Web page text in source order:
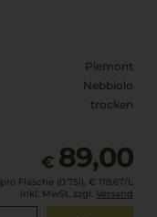
Piemont
Nebbiolo
trocken
€ 89,00
pro Flasche (0.75l), € 118,67/L
inkl. MwSt. zzgl. Versand